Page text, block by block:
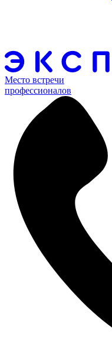
Место встречи
профессионалов